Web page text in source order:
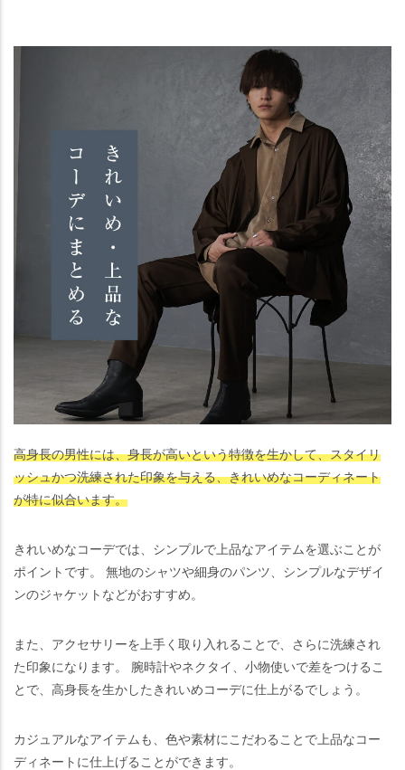
高身長の男性には、身長が高いという特徴を生かして、スタイリ
ッシュかつ洗練された印象を与える、きれいめなコーディネート
が特に似合います。
きれいめなコーデでは、シンプルで上品なアイテムを選ぶことが
ポイントです。 無地のシャツや細身のパンツ、シンプルなデザイ
ンのジャケットなどがおすすめ。
また、アクセサリーを上手く取り入れることで、さらに洗練され
た印象になります。 腕時計やネクタイ、小物使いで差をつけるこ
とで、高身長を生かしたきれいめコーデに仕上がるでしょう。
カジュアルなアイテムも、色や素材にこだわることで上品なコー
ディネートに仕上げることができます。